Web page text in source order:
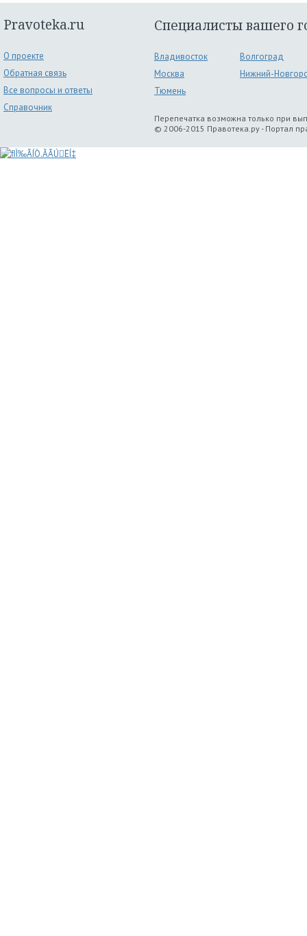
Pravoteka.ru
О проекте
Обратная связь
Все вопросы и ответы
Справочник
Специалисты вашего
Владивосток
Волгоград
Москва
Нижний-
Тюмень
Перепечатка возможна только при
© 2006-2015 Правотека.ру - Портал